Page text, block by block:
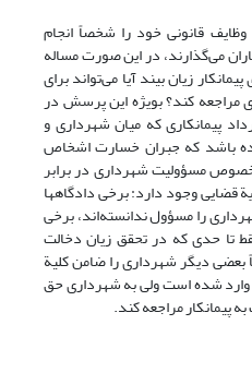
وظایف قانونی خود را شخصاً انجام
می‌گذارند، در این صورت مساله
زیان بیند آیا می‌تواند برای
کند؟ بویژه این پرسش در
پیمانکاری که میان شهرداری و
باشد که جبران خسارت اشخاص
مسؤولیت شهرداری در برابر
قضایی وجود دارد: برخی دادگاهها
را مسؤول ندانسته‌اند، برخی
تا حدی که در تحقق زیان دخالت
بعضی دیگر شهرداری را ضامن کلیة
وارد شده است ولی به شهرداری حق
پیمانکار مراجعه کند.